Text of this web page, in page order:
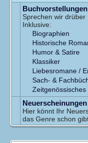
Sprechen wir drüber
Inklusive:
Biographien
Historische
Humor & Satire
Klassiker
Liebesromane /
Sach- &
Zeitgenössisches
Neuerscheinungen
Hier könnt Ihr
das Genre schon